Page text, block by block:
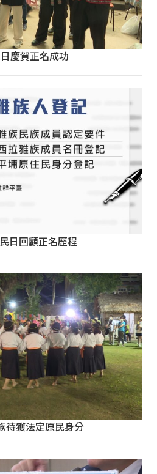
慶賀正名成功
日回顧正名歷程
待獲法定原民身分